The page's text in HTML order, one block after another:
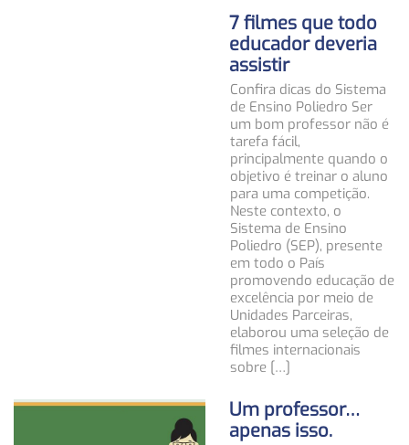
7 filmes que todo
educador deveria
assistir
Confira dicas do Sistema
de Ensino Poliedro Ser
um bom professor não é
tarefa fácil,
principalmente quando o
objetivo é treinar o aluno
para uma competição.
Neste contexto, o
Sistema de Ensino
Poliedro (SEP), presente
em todo o País
promovendo educação de
excelência por meio de
Unidades Parceiras,
elaborou uma seleção de
filmes internacionais
sobre […]
Um professor…
apenas isso.